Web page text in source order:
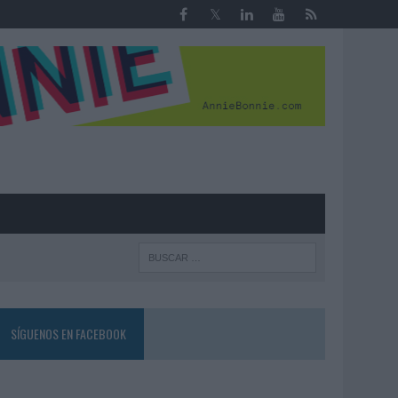
SÍGUENOS EN FACEBOOK